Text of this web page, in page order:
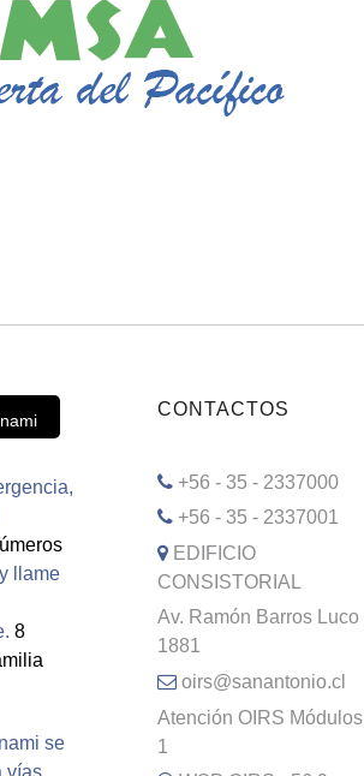
y llame
8
se
vías
CONTACTOS
+56 - 35 - 2337000
+56 - 35 - 2337001
EDIFICIO
CONSISTORIAL
Av. Ramón Barros Luco
1881
oirs@sanantonio.cl
Atención OIRS Módulos
1